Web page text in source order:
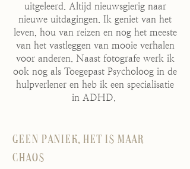
uitgeleerd. Altijd nieuwsgierig naar
nieuwe uitdagingen. Ik geniet van het
leven, hou van reizen en nog het meeste
van het vastleggen van mooie verhalen
voor anderen. Naast fotografe werk ik
ook nog als Toegepast Psycholoog in de
hulpverlener en heb ik een specialisatie
in ADHD.
Geen paniek, het is maar
chaos